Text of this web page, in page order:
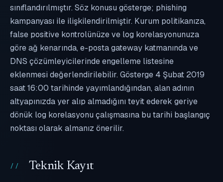
sınıflandırılmıştır. Söz konusu gösterge; phishing
kampanyası ile ilişkilendirilmiştir. Kurum politikanıza,
false positive kontrolünüze ve log korelasyonunuza
göre ağ kenarında, e-posta gateway katmanında ve
DNS çözümleyicilerinde engelleme listesine
eklenmesi değerlendirilebilir. Gösterge 4 Şubat 2019
saat 16:00 tarihinde yayımlandığından, alan adının
altyapınızda yer alıp almadığını teyit ederek geriye
dönük log korelasyonu çalışmasına bu tarihi başlangıç
noktası olarak almanız önerilir.
Teknik Kayıt